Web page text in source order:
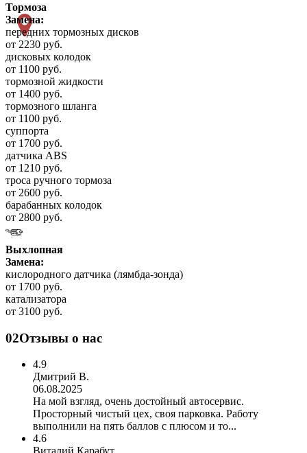
Тормоза
Замена:
передних тормозных дисков
от 2230 руб.
дисковых колодок
от 1100 руб.
тормозной жидкости
от 1400 руб.
тормозного шланга
от 1100 руб.
суппорта
от 1700 руб.
датчика ABS
от 1210 руб.
троса ручного тормоза
от 2600 руб.
барабанных колодок
от 2800 руб.
Выхлопная
Замена:
кислородного датчика (лямбда-зонда)
от 1700 руб.
катализатора
от 3100 руб.
02Отзывы о нас
4.9
Дмитрий В.
06.08.2025
На мой взгляд, очень достойный автосервис.
Просторный чистый цех, своя парковка. Работу
выполнили на пять баллов с плюсом и то...
4.6